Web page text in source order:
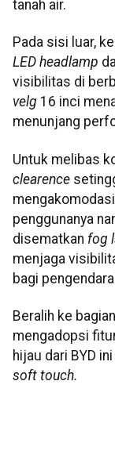
tanah air.
Pada sisi luar,
LED headlamp
visibilitas di
velg 16 inci
menunjang
Untuk melibas
clearence
penggunanya
disematkan fog
menjaga
bagi
Beralih ke
mengadopsi
hijau dari BYD
soft touch.